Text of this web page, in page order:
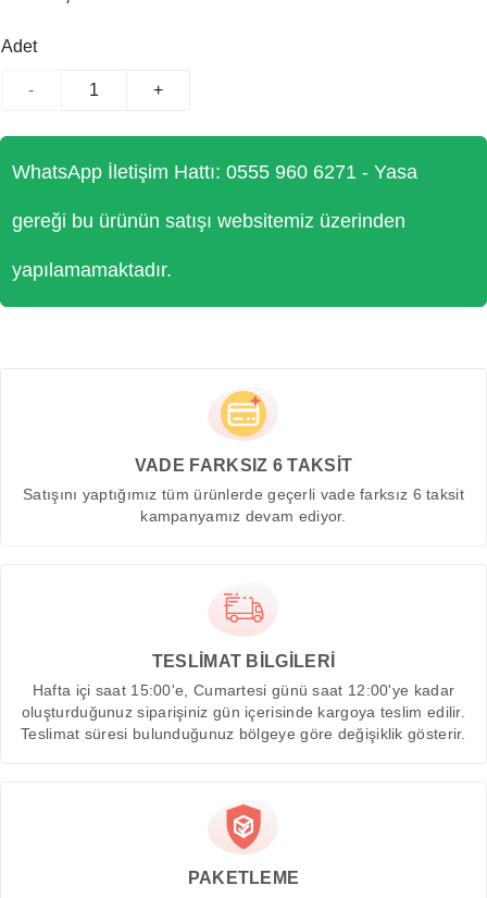
Adet
- +
WhatsApp İletişim Hattı: 0555 960 6271 - Yasa
gereği bu ürünün satışı websitemiz üzerinden
yapılamamaktadır.
VADE FARKSIZ 6 TAKSİT
Satışını yaptığımız tüm ürünlerde geçerli vade farksız 6 taksit
kampanyamız devam ediyor.
TESLİMAT BİLGİLERİ
Hafta içi saat 15:00'e, Cumartesi günü saat 12:00'ye kadar
oluşturduğunuz siparişiniz gün içerisinde kargoya teslim edilir.
Teslimat süresi bulunduğunuz bölgeye göre değişiklik gösterir.
PAKETLEME